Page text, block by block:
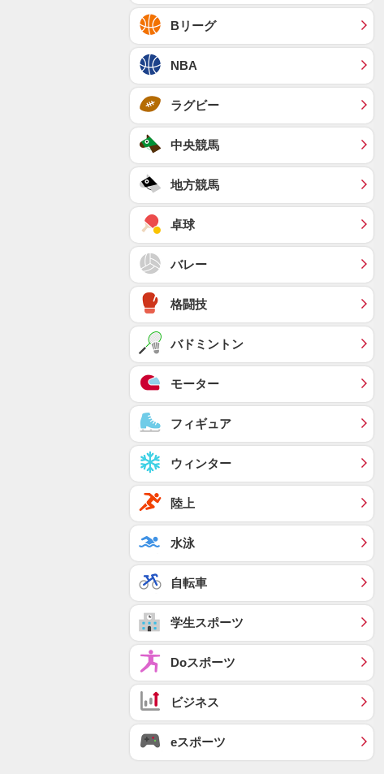
Bリーグ
NBA
ラグビー
中央競馬
地方競馬
卓球
バレー
格闘技
バドミントン
モーター
フィギュア
ウィンター
陸上
水泳
自転車
学生スポーツ
Doスポーツ
ビジネス
eスポーツ